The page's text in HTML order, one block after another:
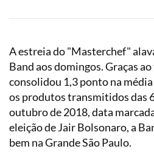
A estreia do "Masterchef"
Band aos domingos. Graças
consolidou 1,3 ponto na
os produtos transmitidos das
outubro de 2018, data
eleição de Jair Bolsonaro, a
bem na Grande São Paulo.